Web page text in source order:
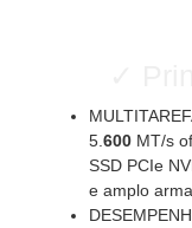
5. 600 MT/s
SSD PCIe
e amplo